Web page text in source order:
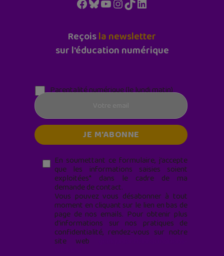
Reçoisla newsletter
sur l'éducation numérique
Parentalité numérique (le lundi matin)
En soumettant ce formulaire, j’accepte
que les informations saisies soient
exploitées* dans le cadre de ma
demande de contact.
Vous pouvez vous désabonner à tout
moment en cliquant sur le lien en bas de
page de nos emails. Pour obtenir plus
d'informations sur nos pratiques de
confidentialité, rendez-vous sur notre
site web